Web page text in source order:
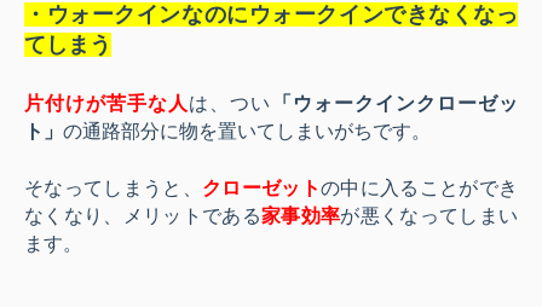
・ウォークインなのにウォークインできなくなっ
てしまう
片付けが苦手な人 は、つい
「ウォークインクローゼッ
ト」 の通路部分に物を置いてしまいがちです。
そなってしまうと、 クローゼットの中に入ることができ
なくなり、メリットである家事効率が悪くなってしまい
ます。